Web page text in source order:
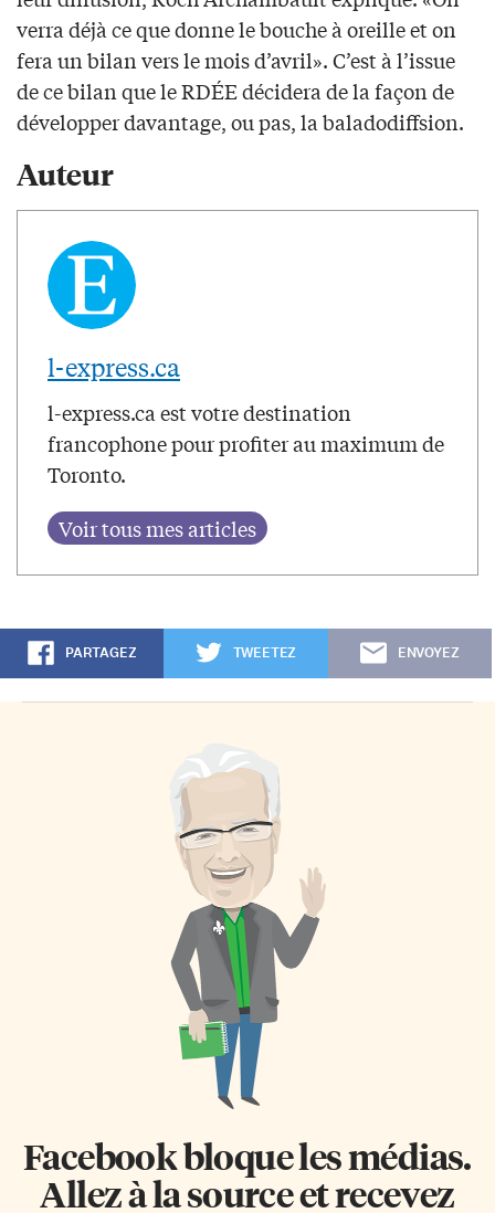
verra déjà ce que donne le bouche à oreille et on
fera un bilan vers le mois d’avril». C’est à l’issue
de ce bilan que le RDÉE décidera de la façon de
développer davantage, ou pas, la baladodiffsion.
Auteur
l-express.ca
l-express.ca est votre destination
francophone pour profiter au maximum de
Toronto.
PARTAGEZ TWEETEZ ENVOYEZ
Facebook bloque les médias.
Allez à la source et recevez